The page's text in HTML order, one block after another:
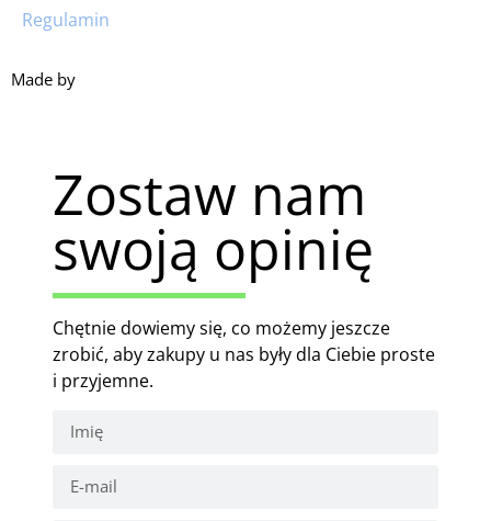
Regulamin
Made by
Zostaw nam
swoją opinię
Chętnie dowiemy się, co możemy jeszcze
zrobić, aby zakupy u nas były dla Ciebie proste
i przyjemne.